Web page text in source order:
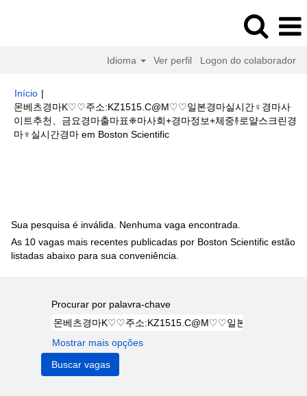
Idioma Ver perfil Logon do colaborador
Início |
몬베츠경마K♡♡주소:KZ1515.C@M♡♡일본경마실시간♀경마사
이트추천、금요경마출마표❈마사회+경마정보+체중࿈로얄스크린경
마♆실시간경마 em Boston Scientific(página
Sua pesquisa é inválida. Nenhuma vaga encontrada.
As 10 vagas mais recentes publicadas por Boston Scientific estão
listadas abaixo para sua conveniência.
Procurar por palavra-chave
Mostrar mais opções